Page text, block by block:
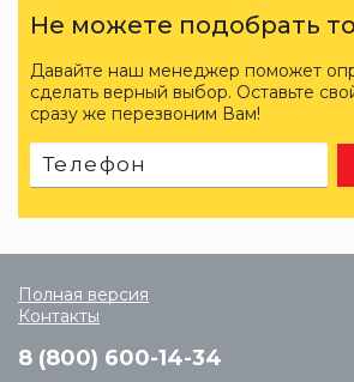
Не можете подобрать
Давайте наш менеджер поможет
сделать верный выбор. Оставьте
сразу же перезвоним Вам!
Полная версия
Контакты
8 (800) 600-14-34